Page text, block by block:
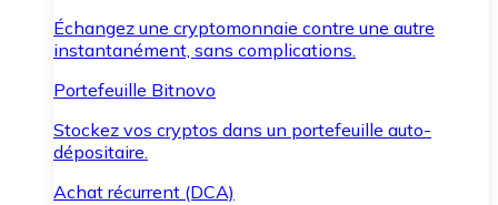
Échangez une cryptomonnaie contre une autre
instantanément, sans complications.
Portefeuille Bitnovo
Stockez vos cryptos dans un portefeuille auto-
dépositaire.
Achat récurrent (DCA)